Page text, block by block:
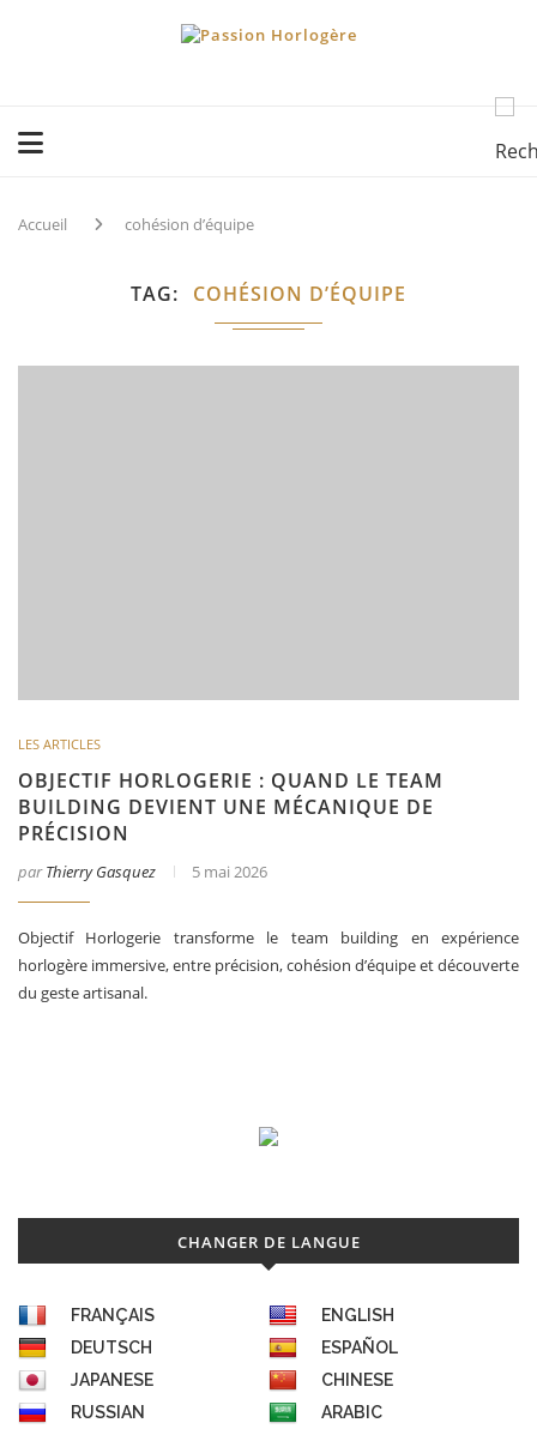
Accueil cohésion d’équipe
TAG COHÉSION D’ÉQUIPE
LES ARTICLES
OBJECTIF HORLOGERIE : QUAND LE TEAM
BUILDING DEVIENT UNE MÉCANIQUE DE
PRÉCISION
parThierry Gasquez 5 mai 2026
Objectif Horlogerie transforme le team building en expérience
horlogère immersive, entre précision, cohésion d’équipe et découverte
du geste artisanal.
CHANGER DE LANGUE
FRANÇAIS
ENGLISH
DEUTSCH
ESPAÑOL
JAPANESE
CHINESE
RUSSIAN
ARABIC